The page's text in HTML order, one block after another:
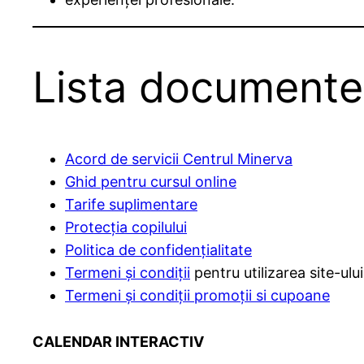
Lista
Acord de servicii Centrul Minerva
Ghid pentru cursul online
Tarife suplimentare
Protecția copilului
Politica de confidențialitate
Termeni și condiții pentru utilizarea site-ului
Termeni și condiții promoții si cupoane
CALENDAR INTERACTIV